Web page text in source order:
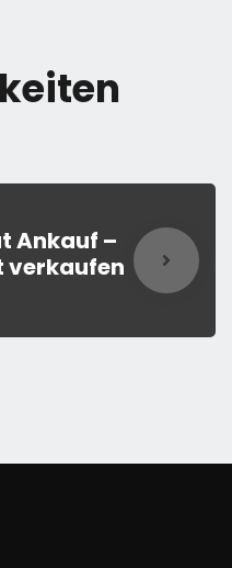
Ankauf –
verkaufen